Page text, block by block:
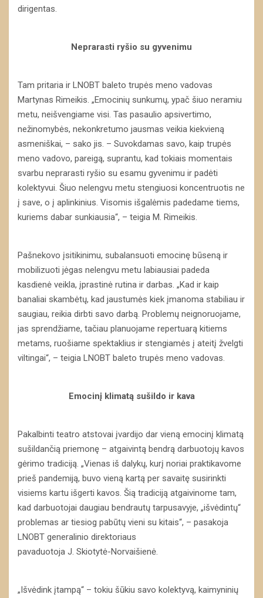
dirigentas.
Neprarasti ryšio su gyvenimu
Tam pritaria ir LNOBT baleto trupės meno vadovas
Martynas Rimeikis. „Emocinių sunkumų, ypač šiuo neramiu
metu, neišvengiame visi. Tas pasaulio apsivertimo,
nežinomybės, nekonkretumo jausmas veikia kiekvieną
asmeniškai, – sako jis. – Suvokdamas savo, kaip trupės
meno vadovo, pareigą, suprantu, kad tokiais momentais
svarbu neprarasti ryšio su esamu gyvenimu ir padėti
kolektyvui. Šiuo nelengvu metu stengiuosi koncentruotis ne
į save, o į aplinkinius. Visomis išgalėmis padedame tiems,
kuriems dabar sunkiausia“, – teigia M. Rimeikis.
Pašnekovo įsitikinimu, subalansuoti emocinę būseną ir
mobilizuoti jėgas nelengvu metu labiausiai padeda
kasdienė veikla, įprastinė rutina ir darbas. „Kad ir kaip
banaliai skambėtų, kad jaustumės kiek įmanoma stabiliau ir
saugiau, reikia dirbti savo darbą. Problemų neignoruojame,
jas sprendžiame, tačiau planuojame repertuarą kitiems
metams, ruošiame spektaklius ir stengiamės į ateitį žvelgti
viltingai“, – teigia LNOBT baleto trupės meno vadovas.
Emocinį klimatą sušildo ir kava
Pakalbinti teatro atstovai įvardijo dar vieną emocinį klimatą
sušildančią priemonę – atgaivintą bendrą darbuotojų kavos
gėrimo tradiciją. „Vienas iš dalykų, kurį noriai praktikavome
prieš pandemiją, buvo vieną kartą per savaitę susirinkti
visiems kartu išgerti kavos. Šią tradiciją atgaivinome tam,
kad darbuotojai daugiau bendrautų tarpusavyje, „išvėdintų“
problemas ar tiesiog pabūtų vieni su kitais“, – pasakoja
LNOBT generalinio direktoriaus
pavaduotoja J. Skiotytė-Norvaišienė.
„Išvėdink įtampą“ – tokiu šūkiu savo kolektyvą, kaimyninių